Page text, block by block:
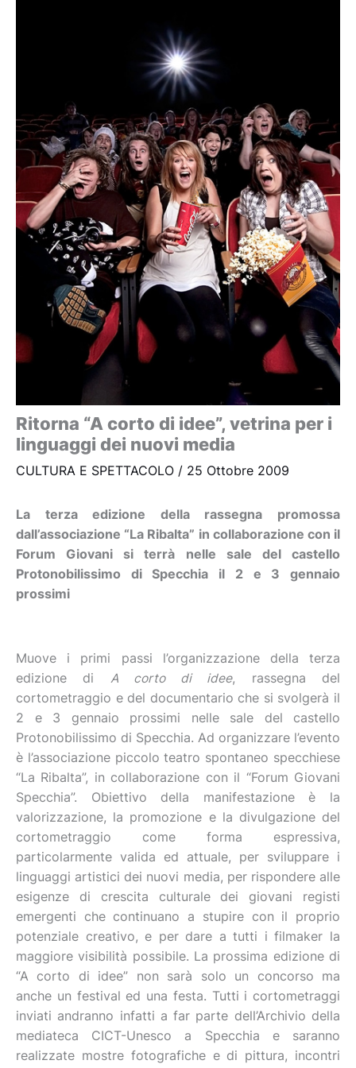
Ritorna “A corto di idee”, vetrina per i
linguaggi dei nuovi media
CULTURA E SPETTACOLO / 25 Ottobre 2009
La terza edizione della rassegna promossa
dall’associazione “La Ribalta” in collaborazione con il
Forum Giovani si terrà nelle sale del castello
Protonobilissimo di Specchia il 2 e 3 gennaio
prossimi
Muove i primi passi l’organizzazione della terza
edizione di A corto di idee, rassegna del
cortometraggio e del documentario che si svolgerà il
2 e 3 gennaio prossimi nelle sale del castello
Protonobilissimo di Specchia. Ad organizzare l’evento
è l’associazione piccolo teatro spontaneo specchiese
“La Ribalta”, in collaborazione con il “Forum Giovani
Specchia”. Obiettivo della manifestazione è la
valorizzazione, la promozione e la divulgazione del
cortometraggio come forma espressiva,
particolarmente valida ed attuale, per sviluppare i
linguaggi artistici dei nuovi media, per rispondere alle
esigenze di crescita culturale dei giovani registi
emergenti che continuano a stupire con il proprio
potenziale creativo, e per dare a tutti i filmaker la
maggiore visibilità possibile. La prossima edizione di
“A corto di idee” non sarà solo un concorso ma
anche un festival ed una festa. Tutti i cortometraggi
inviati andranno infatti a far parte dell’Archivio della
mediateca CICT-Unesco a Specchia e saranno
realizzate mostre fotografiche e di pittura, incontri